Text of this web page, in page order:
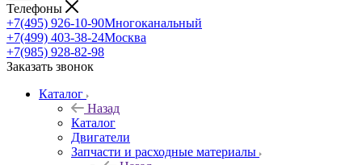
Телефоны
+7(495) 926-10-90Многоканальный
+7(499) 403-38-24Москва
+7(985) 928-82-98
Заказать звонок
Каталог
Назад
Каталог
Двигатели
Запчасти и расходные материалы